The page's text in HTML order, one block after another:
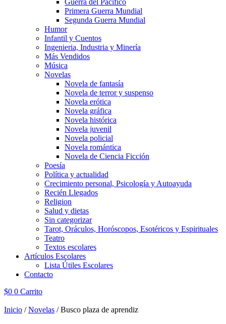
Guerra del Pacifico
Primera Guerra Mundial
Segunda Guerra Mundial
Humor
Infantil y Cuentos
Ingenieria, Industria y Minería
Más Vendidos
Música
Novelas
Novela de fantasía
Novela de terror y suspenso
Novela erótica
Novela gráfica
Novela histórica
Novela juvenil
Novela policial
Novela romántica
Novela de Ciencia Ficción
Poesía
Política y actualidad
Crecimiento personal, Psicología y Autoayuda
Recién Llegados
Religion
Salud y dietas
Sin categorizar
Tarot, Oráculos, Horóscopos, Esotéricos y Espirituales
Teatro
Textos escolares
Artículos Escolares
Lista Útiles Escolares
Contacto
$0 0 Carrito
Inicio /Novelas / Busco plaza de aprendiz